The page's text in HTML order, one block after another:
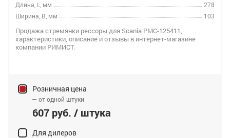
Длина, L, мм
278
Ширина, B, мм
103
Продажа стремянки рессоры для Scania РМС-125411,
характеристики, описание и отзывы в интернет-магазине
компании РИМИСТ.
Розничная цена
— от одной штуки
607 руб. / штука
Для дилеров